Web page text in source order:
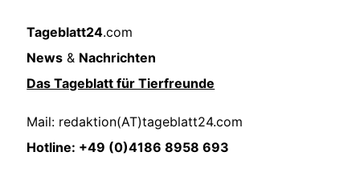
Tageblatt24.com
News & Nachrichten
Das Tageblatt für Tierfreunde
Mail: redaktion(AT)tageblatt24.com
Hotline: +49 (0)4186 8958 693